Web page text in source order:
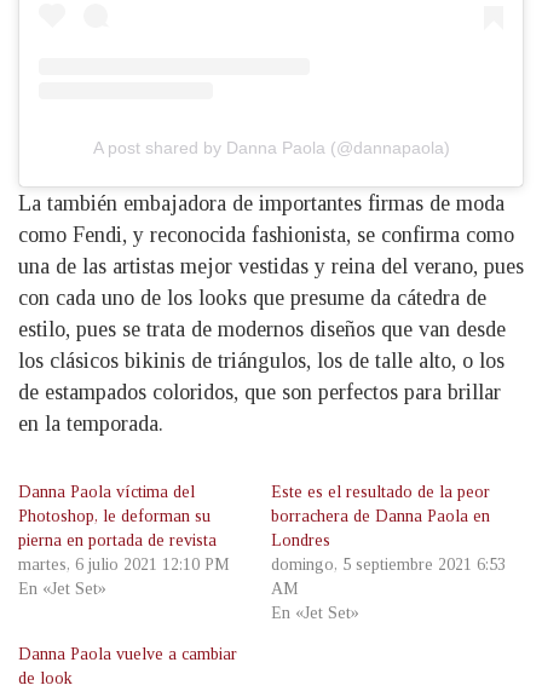
A post shared by Danna Paola (@dannapaola)
La también embajadora de importantes firmas de moda
como Fendi, y reconocida fashionista, se confirma como
una de las artistas mejor vestidas y reina del verano, pues
con cada uno de los looks que presume da cátedra de
estilo, pues se trata de modernos diseños que van desde
los clásicos bikinis de triángulos, los de talle alto, o los
de estampados coloridos, que son perfectos para brillar
en la temporada.
Danna Paola víctima del
Photoshop, le deforman su
pierna en portada de revista
martes, 6 julio 2021 12:10 PM
En «Jet Set»
Este es el resultado de la peor
borrachera de Danna Paola en
Londres
domingo, 5 septiembre 2021 6:53
AM
En «Jet Set»
Danna Paola vuelve a cambiar
de look